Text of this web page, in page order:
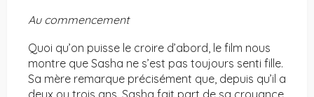
Au commencement
Quoi qu’on puisse le croire d’abord, le film nous
montre que Sasha ne s’est pas toujours senti fille.
Sa mère remarque précisément que, depuis qu’il a